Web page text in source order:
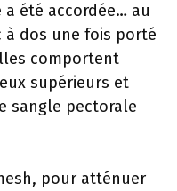
été accordée… au
dos une fois porté
comportent
supérieurs et
sangle pectorale
pour atténuer